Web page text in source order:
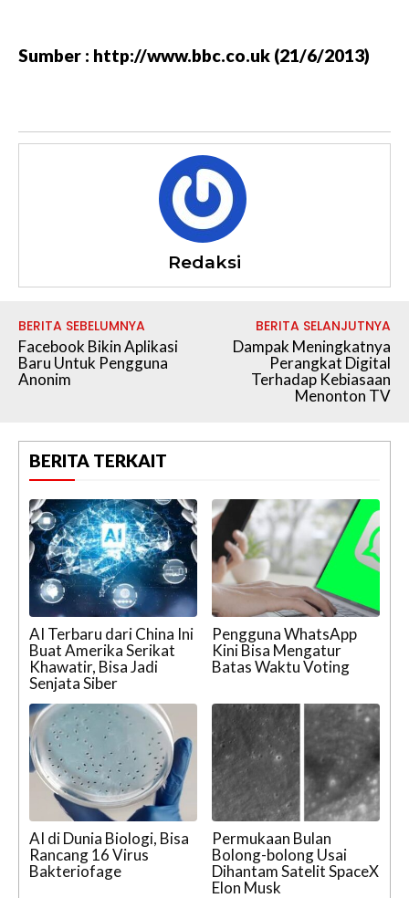
Sumber : http://www.bbc.co.uk (21/6/2013)
Redaksi
BERITA SEBELUMNYA
Facebook Bikin Aplikasi
Baru Untuk Pengguna
Anonim
BERITA SELANJUTNYA
Dampak Meningkatnya
Perangkat Digital
Terhadap Kebiasaan
Menonton TV
BERITA TERKAIT
AI Terbaru dari China Ini
Buat Amerika Serikat
Khawatir, Bisa Jadi
Senjata Siber
Pengguna WhatsApp
Kini Bisa Mengatur
Batas Waktu Voting
AI di Dunia Biologi, Bisa
Rancang 16 Virus
Bakteriofage
Permukaan Bulan
Bolong-bolong Usai
Dihantam Satelit SpaceX
Elon Musk